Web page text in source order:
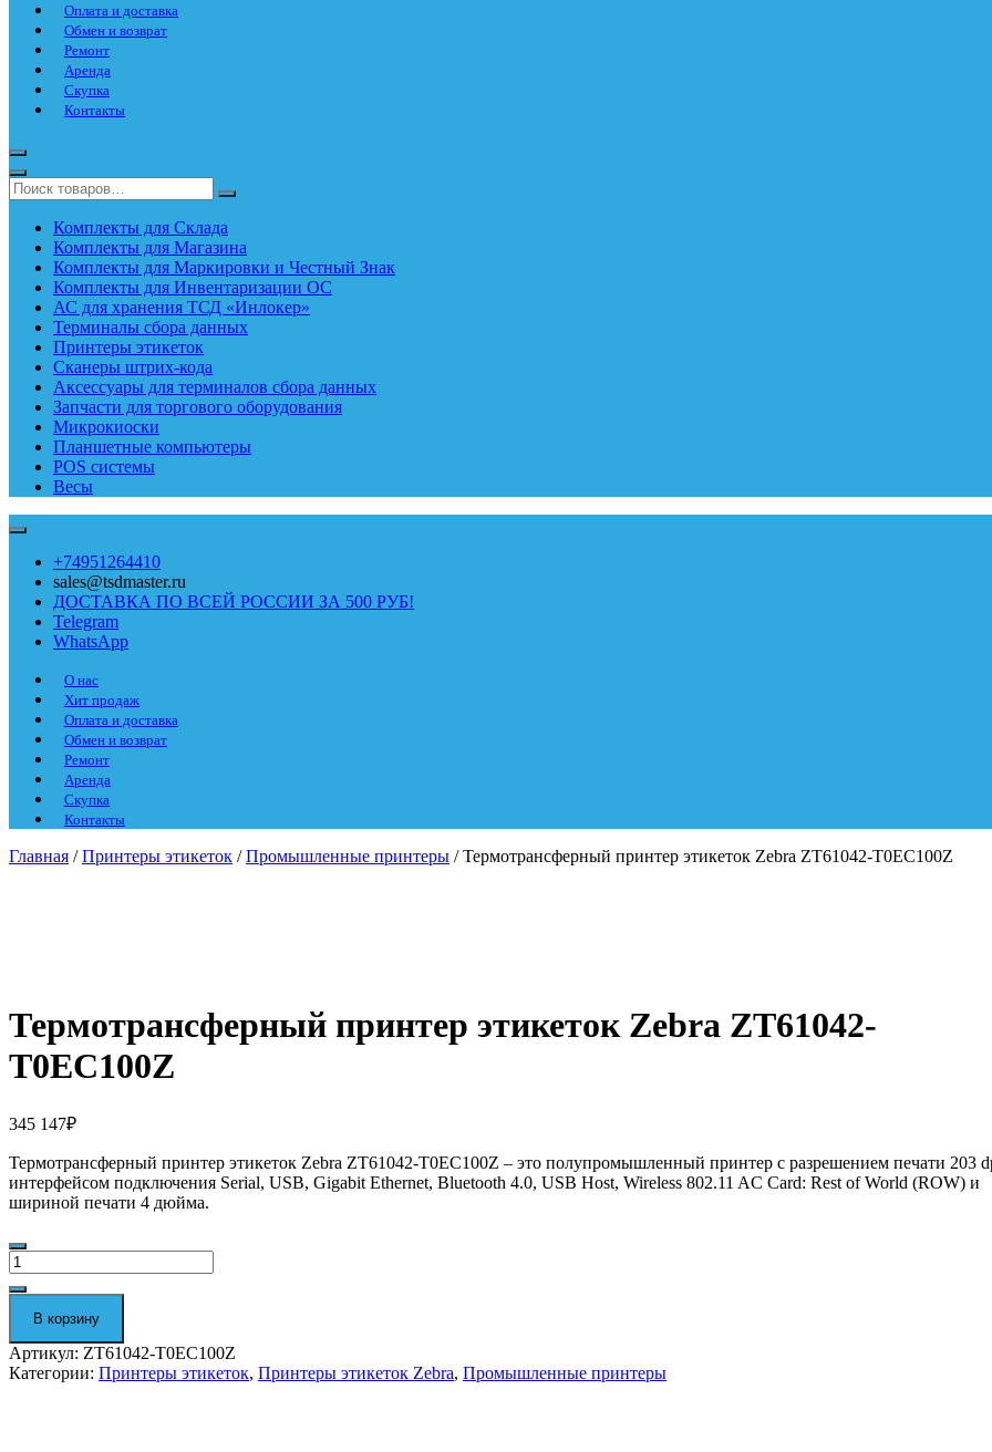
Оплата и доставка
Обмен и возврат
Ремонт
Аренда
Скупка
Контакты
Комплекты для Склада
Комплекты для Магазина
Комплекты для Маркировки и Честный Знак
Комплекты для Инвентаризации ОС
АС для хранения ТСД «Инлокер»
Терминалы сбора данных
Принтеры этикеток
Сканеры штрих-кода
Аксессуары для терминалов сбора данных
Запчасти для торгового оборудования
Микрокиоски
Планшетные компьютеры
POS системы
Весы
+74951264410
sales@tsdmaster.ru
ДОСТАВКА ПО ВСЕЙ РОССИИ ЗА 500 РУБ!
Telegram
WhatsApp
О нас
Хит продаж
Оплата и доставка
Обмен и возврат
Ремонт
Аренда
Скупка
Контакты
Главная /Принтеры этикеток /Промышленные принтеры / Термотрансферный принтер этикеток Zebra ZT61042-T0EC100Z
Термотрансферный принтер этикеток Zebra ZT61042-
T0EC100Z
345 147₽
Термотрансферный принтер этикеток Zebra ZT61042-T0EC100Z – это полупромышленный принтер с разрешением печати 203
интерфейсом подключения Serial, USB, Gigabit Ethernet, Bluetooth 4.0, USB Host, Wireless 802.11 AC Card: Rest of World (ROW) и
шириной печати 4 дюйма.
Количество
Термотрансферный
принтер
этикеток
Zebra
ZT61042-
T0EC100Z
В корзину
Артикул: ZT61042-T0EC100Z
Категории: Принтеры этикеток, Принтеры этикеток Zebra, Промышленные принтеры